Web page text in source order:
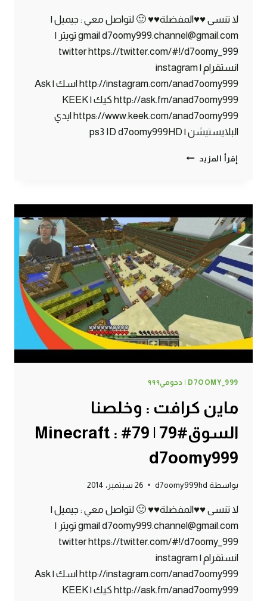
لا تنسى ♥♥المفضلة♥♥ 🙂 لتواصل معي : جيميل |
gmail d7oomy999.channel@gmail.com تويتر |
twitter https://twitter.com/#!/d7oomy_999
انستقرام | instagram
http://instagram.com/anad7oomy999 اسك | Ask
http://ask.fm/anad7oomy999 كيك | KEEK
https://www.keek.com/anad7oomy999 ايدي
البلايستيشن | ps3 ID d7oomy999HD
إقرأ المزيد ماين
شوب
#80
80#
MINECRAFT
:
D7OOMY999
D7OOMY_999 | دحومي٩٩٩
ماين كرافت : وخلصنا
السوق#79 | 79# Minecraft :
d7oomy999
بواسطة d7oomy999hd 26 سبتمبر، 2014
لا تنسى ♥♥المفضلة♥♥ 🙂 لتواصل معي : جيميل |
gmail d7oomy999.channel@gmail.com تويتر |
twitter https://twitter.com/#!/d7oomy_999
انستقرام | instagram
http://instagram.com/anad7oomy999 اسك | Ask
http://ask.fm/anad7oomy999 كيك | KEEK